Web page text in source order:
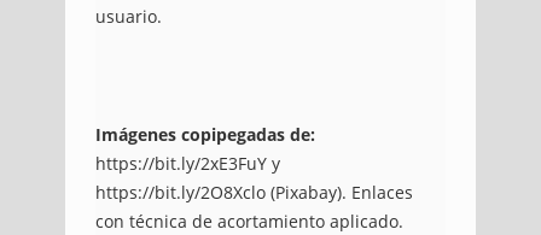
usuario.
Imágenes copipegadas de:
https://bit.ly/2xE3FuY y
https://bit.ly/2O8Xclo (Pixabay). Enlaces
con técnica de acortamiento aplicado.